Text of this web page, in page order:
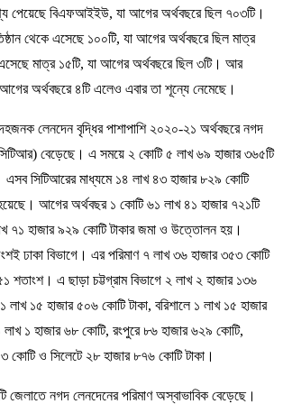
বিএফআইইউ, যা আগের অর্থবছরে ছিল ৭০৩টি।
থেকে এসেছে ১০০টি, যা আগের অর্থবছরে ছিল মাত্র
মাত্র ১৫টি, যা আগের অর্থবছরে ছিল ৩টি। আর
আগের অর্থবছরে ৪টি এলেও এবার তা শূন্যে নেমেছে।
লেনদেন বৃদ্ধির পাশাপাশি ২০২০-২১ অর্থবছরে নগদ
বেড়েছে। এ সময়ে ২ কোটি ৫ লাখ ৬৯ হাজার ৩৬৫টি
এসব সিটিআরের মাধ্যমে ১৪ লাখ ৪৩ হাজার ৮২৯ কোটি
আগের অর্থবছর ১ কোটি ৬১ লাখ ৪১ হাজার ৭২১টি
৭১ হাজার ৯২৯ কোটি টাকার জমা ও উত্তোলন হয়।
ঢাকা বিভাগে। এর পরিমাণ ৭ লাখ ৩৬ হাজার ৩৫৩ কোটি
শতাংশ। এ ছাড়া চট্টগ্রাম বিভাগে ২ লাখ ২ হাজার ১৩৬
লাখ ১৫ হাজার ৫০৬ কোটি টাকা, বরিশালে ১ লাখ ১৫ হাজার
১ হাজার ৬৮ কোটি, রংপুরে ৮৬ হাজার ৬২৯ কোটি,
কোটি ও সিলেটে ২৮ হাজার ৮৭৬ কোটি টাকা।
জেলাতে নগদ লেনদেনের পরিমাণ অস্বাভাবিক বেড়েছে।